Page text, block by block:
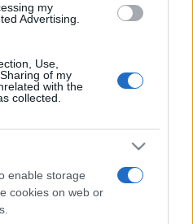
my
Advertising.
Use,
of my
with the
collected.
enable storage
cookies on web or
szacunek dla innych
CIEKAWOSTKI
Japonia samochodem,